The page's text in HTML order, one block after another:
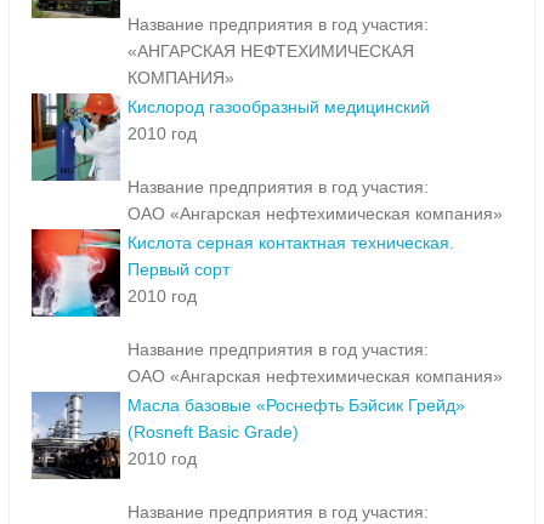
Название предприятия в год участия:
«АНГАРСКАЯ НЕФТЕХИМИЧЕСКАЯ
КОМПАНИЯ»
Кислород газообразный медицинский
2010 год
Название предприятия в год участия:
ОАО «Ангарская нефтехимическая компания»
Кислота серная контактная техническая.
Первый сорт
2010 год
Название предприятия в год участия:
ОАО «Ангарская нефтехимическая компания»
Масла базовые «Роснефть Бэйсик Грейд»
(Rosneft Basic Grade)
2010 год
Название предприятия в год участия: